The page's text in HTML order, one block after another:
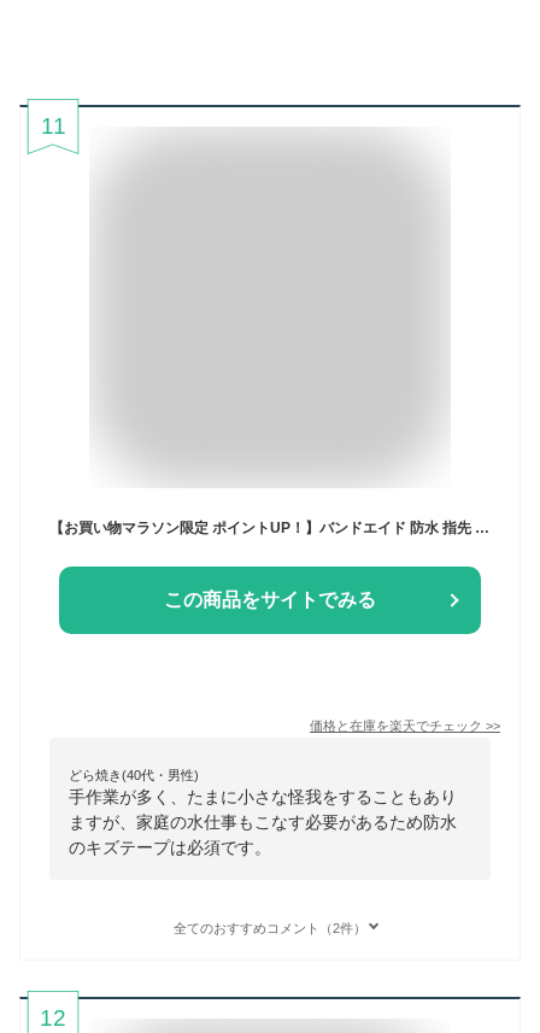
11
【お買い物マラソン限定 ポイントUP！】バンドエイド 防水 指先 10枚 絆創膏 ばんそうこう 完全防水 水仕事 通気性 ガード フィット 水に強い やわらかい 蒸れにくい 伸縮性 侵入防止 二層フィルム 清潔 乾燥防止 保護 ケガ すりキズ かすり傷 切り傷 傷口 手 衛生用品
この商品をサイトでみる
価格と在庫を楽天でチェック >>
どら焼き(40代・男性)
手作業が多く、たまに小さな怪我をすることもあり
ますが、家庭の水仕事もこなす必要があるため防水
のキズテープは必須です。
全てのおすすめコメント（2件）
12